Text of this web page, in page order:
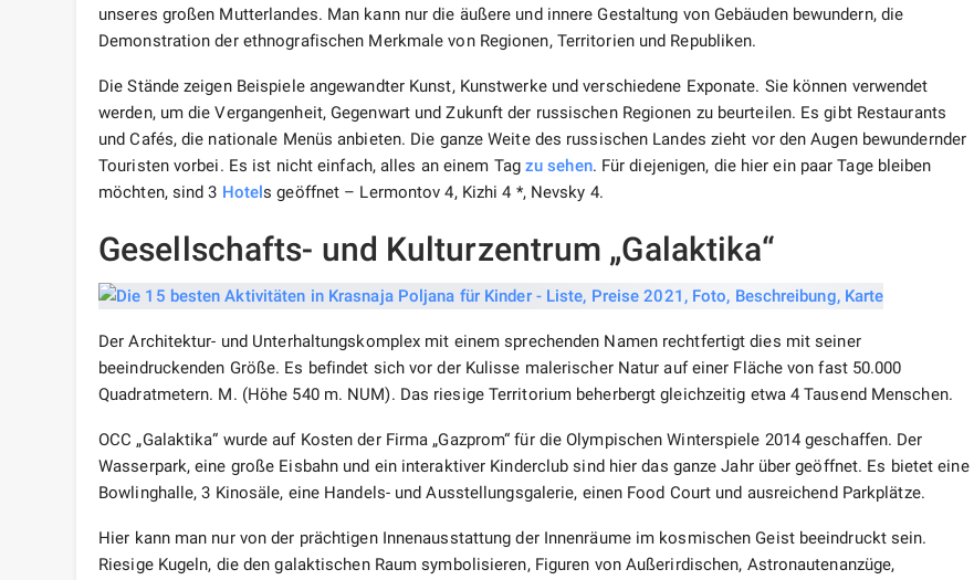
unseres großen Mutterlandes. Man kann nur die äußere und innere Gestaltung von Gebäuden bewundern, die
Demonstration der ethnografischen Merkmale von Regionen, Territorien und Republiken.
Die Stände zeigen Beispiele angewandter Kunst, Kunstwerke und verschiedene Exponate. Sie können verwendet
werden, um die Vergangenheit, Gegenwart und Zukunft der russischen Regionen zu beurteilen. Es gibt Restaurants
und Cafés, die nationale Menüs anbieten. Die ganze Weite des russischen Landes zieht vor den Augen bewundernder
Touristen vorbei. Es ist nicht einfach, alles an einem Tag zu sehen. Für diejenigen, die hier ein paar Tage bleiben
möchten, sind 3 Hotels geöffnet – Lermontov 4, Kizhi 4 *, Nevsky 4.
Gesellschafts- und Kulturzentrum „Galaktika“
Der Architektur- und Unterhaltungskomplex mit einem sprechenden Namen rechtfertigt dies mit seiner
beeindruckenden Größe. Es befindet sich vor der Kulisse malerischer Natur auf einer Fläche von fast 50.000
Quadratmetern. M. (Höhe 540 m. NUM). Das riesige Territorium beherbergt gleichzeitig etwa 4 Tausend Menschen.
OCC „Galaktika“ wurde auf Kosten der Firma „Gazprom“ für die Olympischen Winterspiele 2014 geschaffen. Der
Wasserpark, eine große Eisbahn und ein interaktiver Kinderclub sind hier das ganze Jahr über geöffnet. Es bietet eine
Bowlinghalle, 3 Kinosäle, eine Handels- und Ausstellungsgalerie, einen Food Court und ausreichend Parkplätze.
Hier kann man nur von der prächtigen Innenausstattung der Innenräume im kosmischen Geist beeindruckt sein.
Riesige Kugeln, die den galaktischen Raum symbolisieren, Figuren von Außerirdischen, Astronautenanzüge,